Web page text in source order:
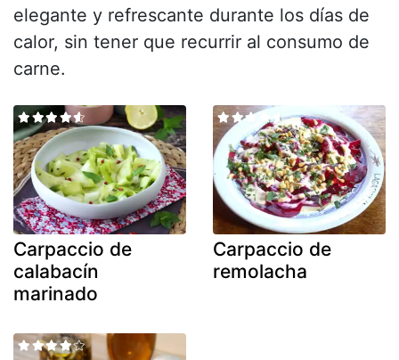
elegante y refrescante durante los días de
calor, sin tener que recurrir al consumo de
carne.
Carpaccio de
calabacín
marinado
Carpaccio de
remolacha